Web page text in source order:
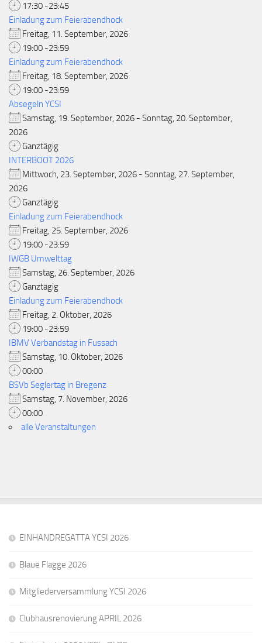
17:30 -23:45
Einladung zum Feierabendhock
Freitag, 11. September, 2026
19:00 -23:59
Einladung zum Feierabendhock
Freitag, 18. September, 2026
19:00 -23:59
Absegeln YCSI
Samstag, 19. September, 2026 - Sonntag, 20. September,
2026
Ganztägig
INTERBOOT 2026
Mittwoch, 23. September, 2026 - Sonntag, 27. September,
2026
Ganztägig
Einladung zum Feierabendhock
Freitag, 25. September, 2026
19:00 -23:59
IWGB Umwelttag
Samstag, 26. September, 2026
Ganztägig
Einladung zum Feierabendhock
Freitag, 2. Oktober, 2026
19:00 -23:59
IBMV Verbandstag in Fussach
Samstag, 10. Oktober, 2026
00:00
BSVb Seglertag in Bregenz
Samstag, 7. November, 2026
00:00
alle Veranstaltungen
EINHANDREGATTA YCSI 2026
Blaue Flagge 2026
Mitgliederversammlung YCSI 2026
Clubhausrenovierung APRIL 2026